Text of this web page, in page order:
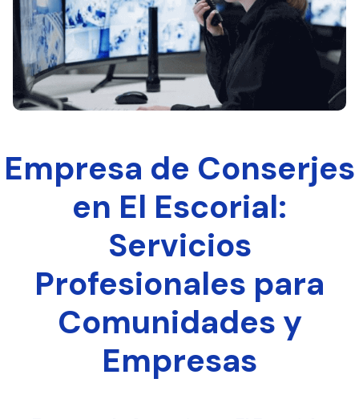
Empresa de Conserjes
en El Escorial:
Servicios
Profesionales para
Comunidades y
Empresas